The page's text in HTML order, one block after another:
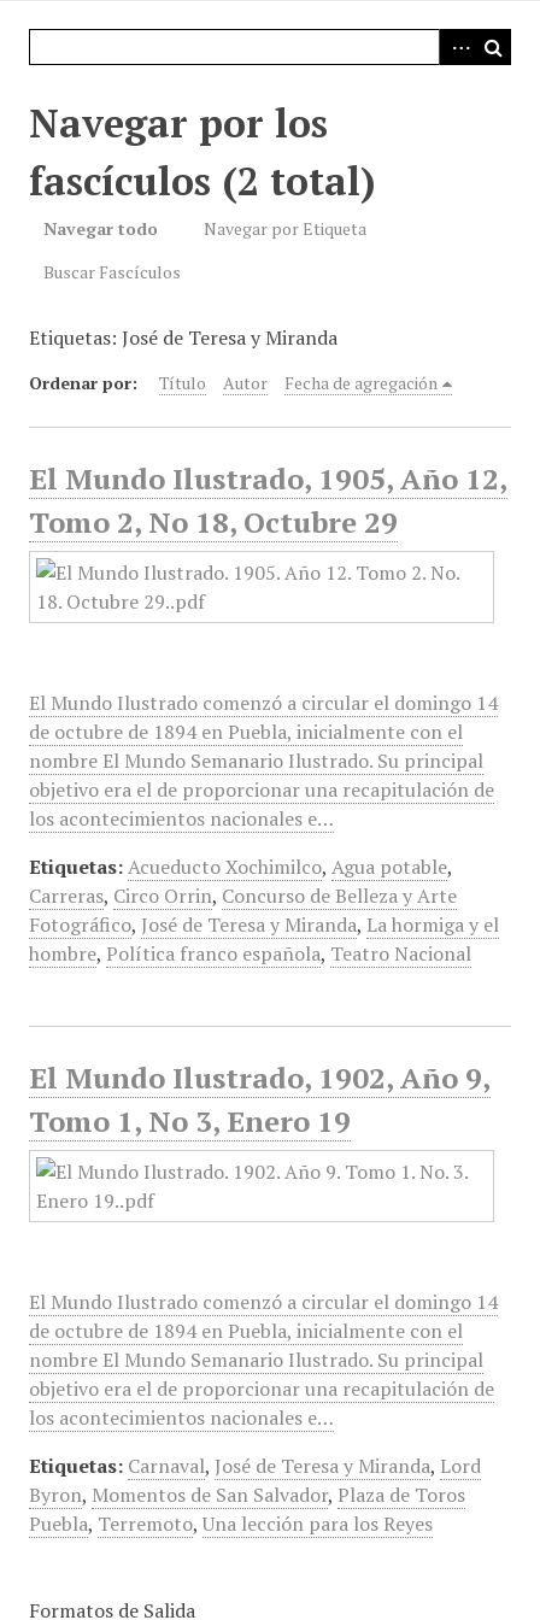
Navegar por los
fascículos (2 total)
Navegar todo
Navegar por Etiqueta
Buscar Fascículos
Etiquetas: José de Teresa y Miranda
Ordenar por: Título Autor Fecha de agregación
El Mundo Ilustrado, 1905, Año 12,
Tomo 2, No 18, Octubre 29
El Mundo Ilustrado comenzó a circular el domingo 14
de octubre de 1894 en Puebla, inicialmente con el
nombre El Mundo Semanario Ilustrado. Su principal
objetivo era el de proporcionar una recapitulación de
los acontecimientos nacionales e…
Etiquetas: Acueducto Xochimilco, Agua potable,
Carreras, Circo Orrin, Concurso de Belleza y Arte
Fotográfico, José de Teresa y Miranda, La hormiga y el
hombre, Política franco española, Teatro Nacional
El Mundo Ilustrado, 1902, Año 9,
Tomo 1, No 3, Enero 19
El Mundo Ilustrado comenzó a circular el domingo 14
de octubre de 1894 en Puebla, inicialmente con el
nombre El Mundo Semanario Ilustrado. Su principal
objetivo era el de proporcionar una recapitulación de
los acontecimientos nacionales e…
Etiquetas: Carnaval, José de Teresa y Miranda, Lord
Byron, Momentos de San Salvador, Plaza de Toros
Puebla, Terremoto, Una lección para los Reyes
Formatos de Salida